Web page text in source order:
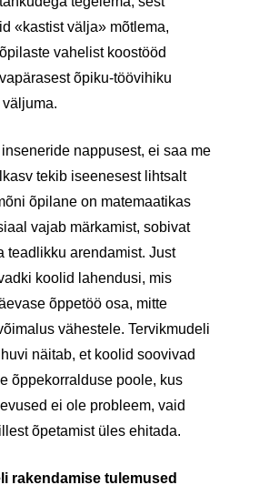
«kastist välja» mõtlema,
vahelist koostööd
õpiku-töövihiku
väljuma.
nappusest, ei saa me
tekib iseenesest lihtsalt
õpilane on matemaatikas
vajab märkamist, sobivat
teadlikku arendamist. Just
koolid lahendusi, mis
õppetöö osa, mitte
vähestele. Tervikmudeli
näitab, et koolid soovivad
õppekorralduse poole, kus
ei ole probleem, vaid
õpetamist üles ehitada.
rakendamise tulemused